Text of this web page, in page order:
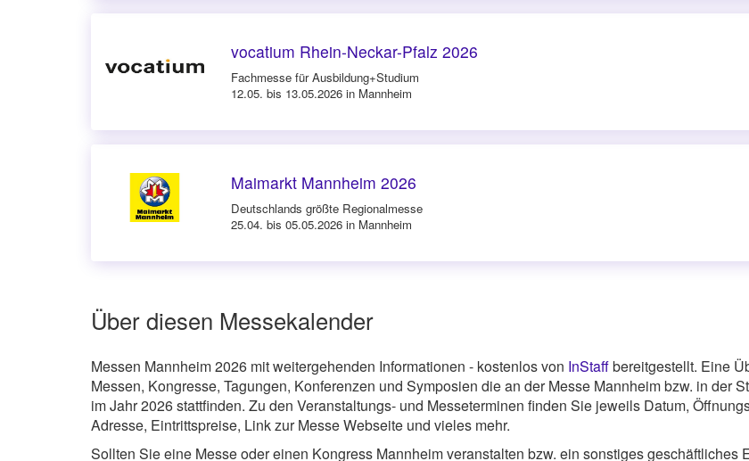
vocatium Rhein-Neckar-Pfalz 2026
Fachmesse für Ausbildung+Studium
12.05. bis 13.05.2026 in Mannheim
Maimarkt Mannheim 2026
Deutschlands größte Regionalmesse
25.04. bis 05.05.2026 in Mannheim
Über diesen Messekalender
Messen Mannheim 2026 mit weitergehenden Informationen - kostenlos von InStaffbereitgestellt. Eine
Messen, Kongresse, Tagungen, Konferenzen und Symposien die an der Messe Mannheim bzw. in der
im Jahr 2026 stattfinden. Zu den Veranstaltungs- und Messeterminen finden Sie jeweils Datum,
Adresse, Eintrittspreise, Link zur Messe Webseite und vieles mehr.
Sollten Sie eine Messe oder einen Kongress Mannheim veranstalten bzw. ein sonstiges geschäftliches